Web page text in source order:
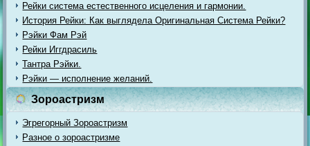
Рейки система естественного исцеления и гармонии.
История Рейки: Как выглядела Оригинальная Система Рейки?
Рэйки Фам Рэй
Рейки Иггдрасиль
Тантра Рэйки.
Рэйки — исполнение желаний.
Зороастризм
Эгрегорный Зороастризм
Разное о зороастризме